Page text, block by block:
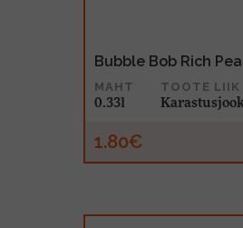
Bubble Bob Rich
MAHT
0.33l
TOOTE LIIK
1.80€